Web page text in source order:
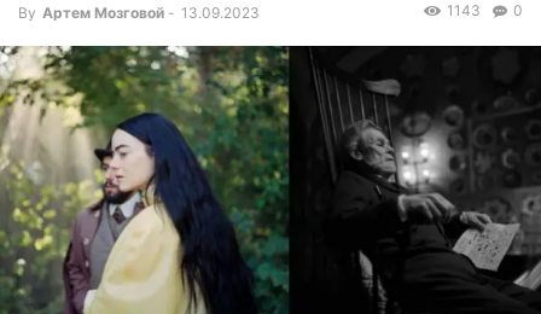
By Артем Мозговой - 13.09.2023 0
1143